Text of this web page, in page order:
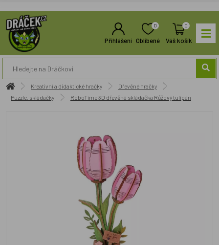
Přihlášení
0
Oblíbené
0
Váš košík
Kreativní a didaktické hračky
Dřevěné hračky
Puzzle, skládačky
RoboTime 3D dřevěná skládačka Růžový tulipán